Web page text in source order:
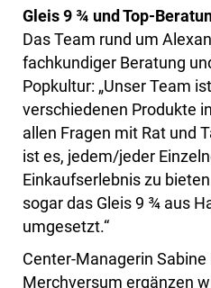
Gleis 9 ¾ und Top-
Das Team rund um
fachkundiger Beratung
Popkultur: „Unser Team
verschiedenen Produkte
allen Fragen mit Rat und
ist es, jedem/jeder
Einkaufserlebnis zu
sogar das Gleis 9 ¾ aus
umgesetzt.“
Center-Managerin
Merchversum ergänzen